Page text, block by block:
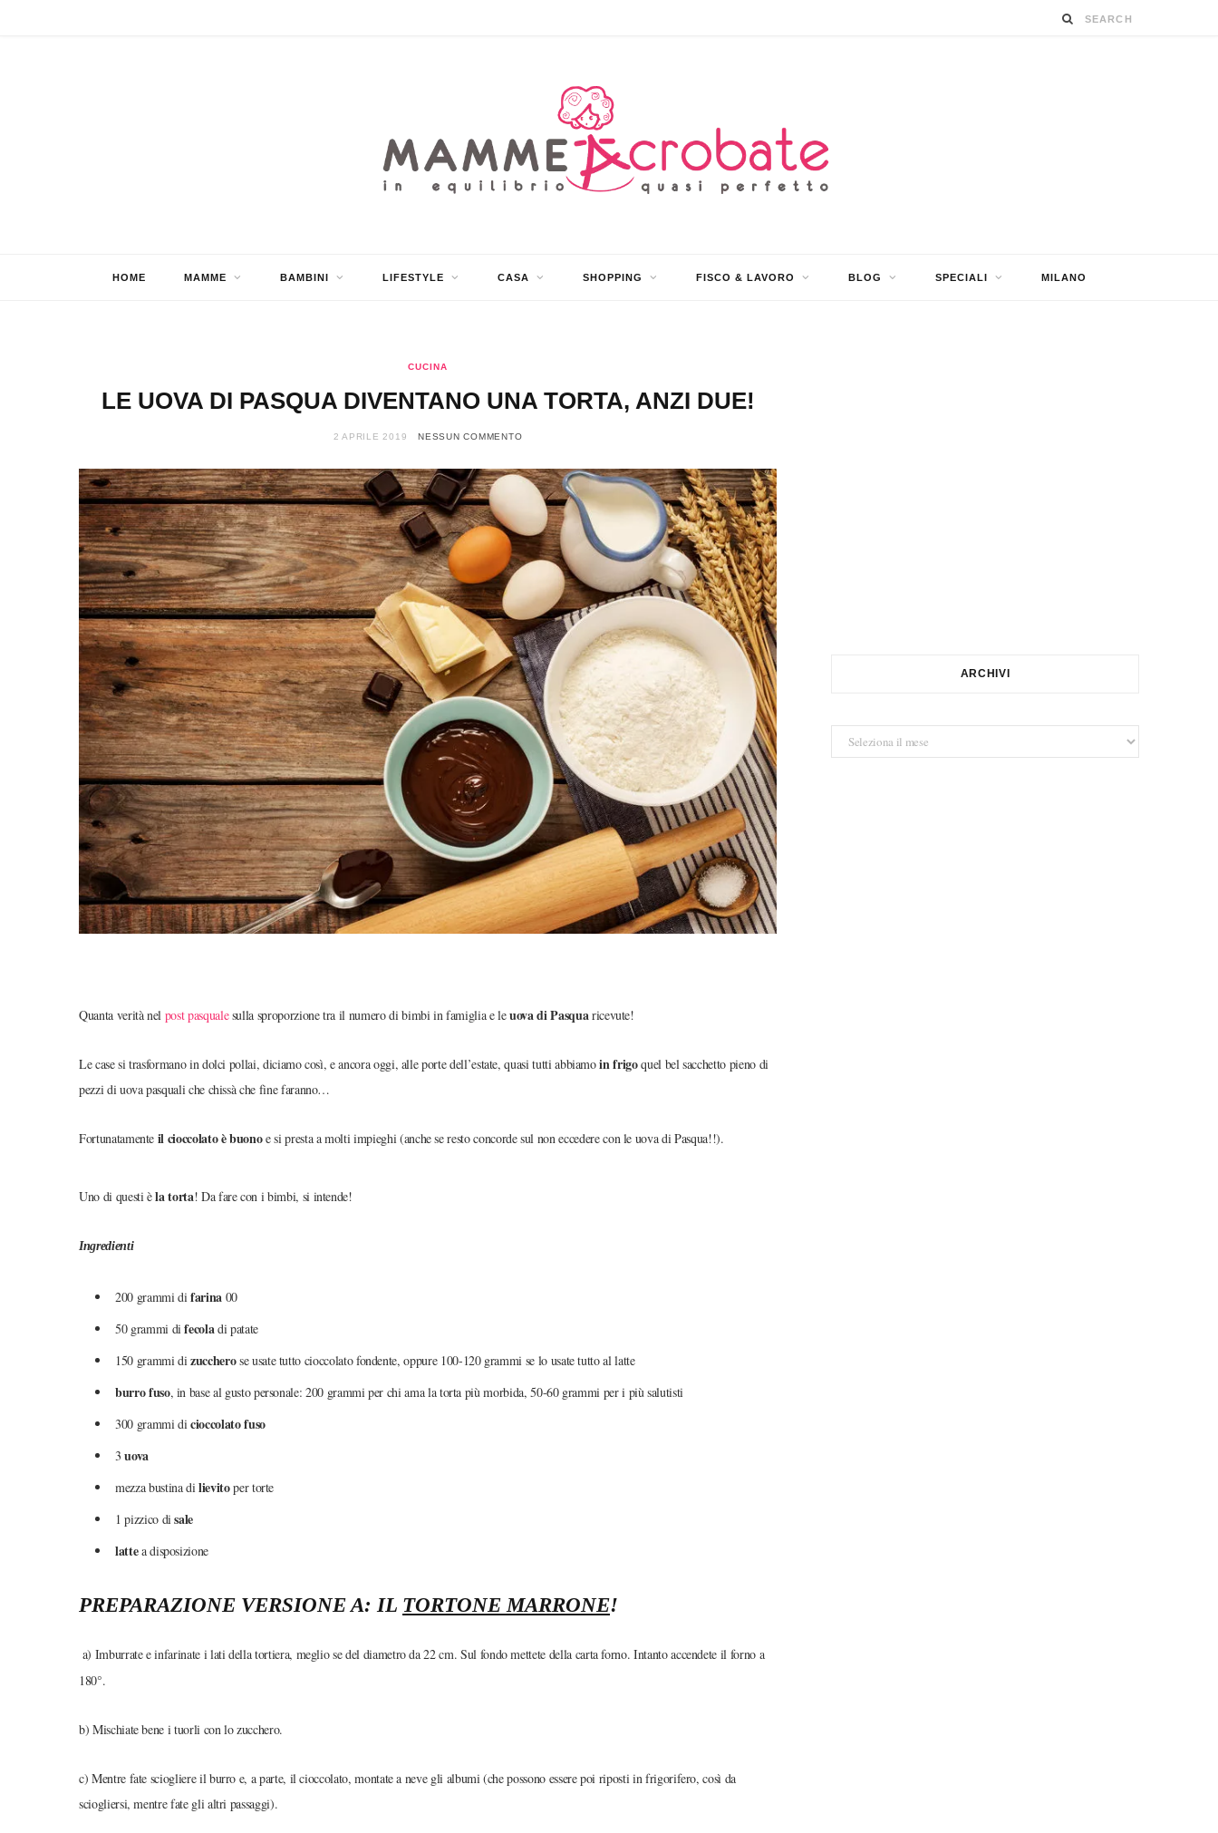
HOME MAMME BAMBINI LIFESTYLE CASA SHOPPING FISCO & LAVORO BLOG SPECIALI MILANO
CUCINA
LE UOVA DI PASQUA DIVENTANO UNA TORTA, ANZI DUE!
2 APRILE 2019 NESSUN COMMENTO
Quanta verità nel post pasqualesulla sproporzione tra il numero di bimbi in famiglia e leuova di Pasquaricevute!
Le case si trasformano in dolci pollai, diciamo così, e ancora oggi, alle porte dell’estate, quasi tutti abbiamoin frigoquel bel sacchetto pieno di
pezzi di uova pasquali che chissà che fine faranno…
Fortunatamente il cioccolato è buonoe si presta a molti impieghi (anche se resto concorde sul non eccedere con le uova di Pasqua!!).
Uno di questi èla torta! Da fare con i bimbi, si intende!
Ingredienti
200 grammi difarina 00
50 grammi difecoladi patate
150 grammi dizuccherose usate tutto cioccolato fondente, oppure 100-120 grammi se lo usate tutto al latte
burro fuso, in base al gusto personale: 200 grammi per chi ama la torta più morbida, 50-60 grammi per i più salutisti
300 grammi dicioccolato fuso
3uova
mezza bustina dilievitoper torte
1 pizzico disale
lattea disposizione
PREPARAZIONE VERSIONE A: IL TORTONE MARRONE!
a) Imburrate e infarinate i lati della tortiera, meglio se del diametro da 22 cm. Sul fondo mettete della carta forno. Intanto accendete il forno a
180°.
b) Mischiate bene i tuorli con lo zucchero.
c) Mentre fate sciogliere il burro e, a parte, il cioccolato, montate a neve gli albumi (che possono essere poi riposti in frigorifero, così da
sciogliersi, mentre fate gli altri passaggi).
ARCHIVI
Archivi